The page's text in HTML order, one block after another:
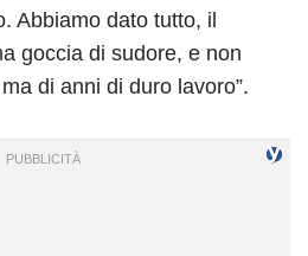
Abbiamo dato tutto, il
goccia di sudore, e non
di anni di duro lavoro”.